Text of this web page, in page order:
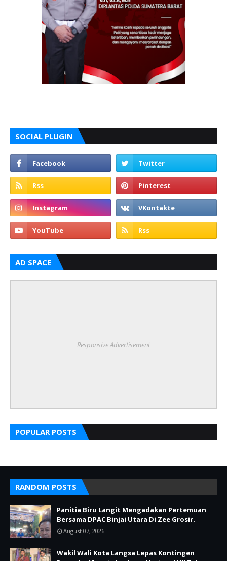
SOCIAL PLUGIN
AD SPACE
Responsive Advertisement
POPULAR POSTS
RANDOM POSTS
Panitia Biru Langit Mengadakan Pertemuan
Bersama DPAC Binjai Utara Di Zee Grosir.
August 07, 2026
Wakil Wali Kota Langsa Lepas Kontingen